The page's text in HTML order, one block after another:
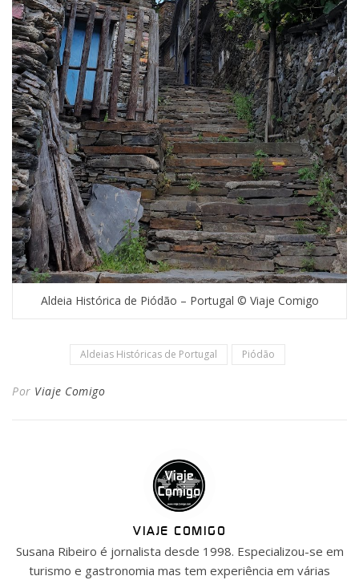
Aldeia Histórica de Piódão – Portugal © Viaje Comigo
Aldeias Históricas de Portugal Piódão
Por Viaje Comigo
VIAJE COMIGO
Susana Ribeiro é jornalista desde 1998. Especializou-se em
turismo e gastronomia mas tem experiência em várias